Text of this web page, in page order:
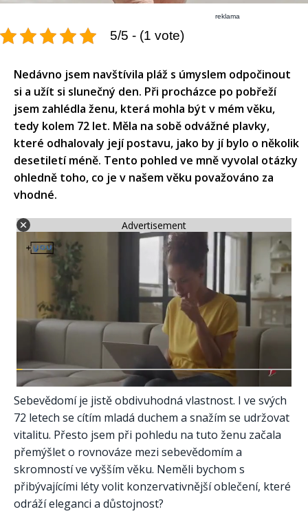
reklama
5/5 - (1 vote)
Nedávno jsem navštívila pláž s úmyslem odpočinout
si a užít si slunečný den. Při procházce po pobřeží
jsem zahlédla ženu, která mohla být v mém věku,
tedy kolem 72 let. Měla na sobě odvážné plavky,
které odhalovaly její postavu, jako by jí bylo o několik
desetiletí méně. Tento pohled ve mně vyvolal otázky
ohledně toho, co je v našem věku považováno za
vhodné.​
Advertisement
Sebevědomí je jistě obdivuhodná vlastnost. I ve svých
72 letech se cítím mladá duchem a snažím se udržovat
vitalitu. Přesto jsem při pohledu na tuto ženu začala
přemýšlet o rovnováze mezi sebevědomím a
skromností ve vyšším věku. Neměli bychom s
přibývajícími léty volit konzervativnější oblečení, které
odráží eleganci a důstojnost?